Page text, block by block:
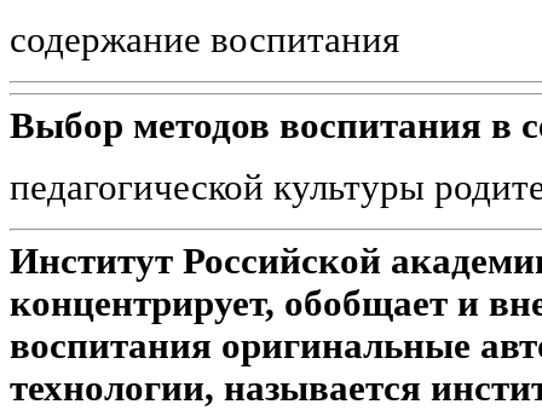
содержание воспитания
Выбор методов воспитания в
педагогической культуры
Институт Российской
концентрирует, обобщает и
воспитания оригинальные
технологии, называется